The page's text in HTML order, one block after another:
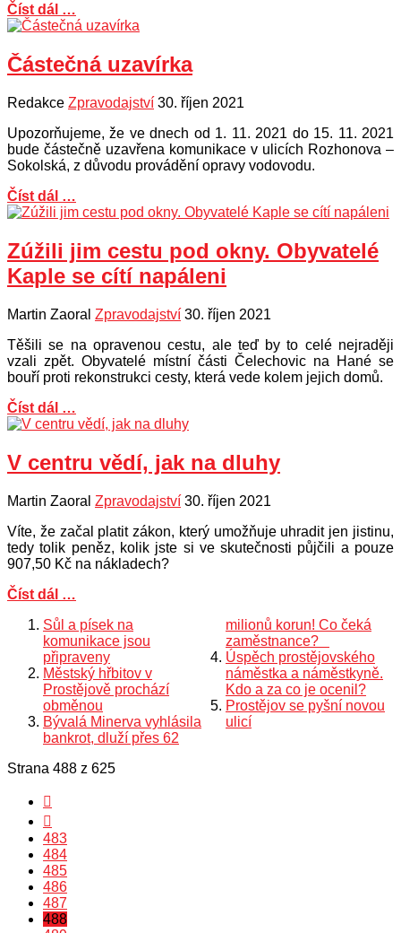
Číst dál …
Částečná uzavírka
Redakce Zpravodajství 30. říjen 2021
Upozorňujeme, že ve dnech od 1. 11. 2021 do 15. 11. 2021
bude částečně uzavřena komunikace v ulicích Rozhonova –
Sokolská, z důvodu provádění opravy vodovodu.
Číst dál …
Zúžili jim cestu pod okny. Obyvatelé
Kaple se cítí napáleni
Martin Zaoral Zpravodajství 30. říjen 2021
Těšili se na opravenou cestu, ale teď by to celé nejraději
vzali zpět. Obyvatelé místní části Čelechovic na Hané se
bouří proti rekonstrukci cesty, která vede kolem jejich domů.
Číst dál …
V centru vědí, jak na dluhy
Martin Zaoral Zpravodajství 30. říjen 2021
Víte, že začal platit zákon, který umožňuje uhradit jen jistinu,
tedy tolik peněz, kolik jste si ve skutečnosti půjčili a pouze
907,50 Kč na nákladech?
Číst dál …
Sůl a písek na
komunikace jsou
připraveny
Městský hřbitov v
Prostějově prochází
obměnou
Bývalá Minerva vyhlásila
bankrot, dluží přes 62
milionů korun! Co čeká
zaměstnance?
Úspěch prostějovského
náměstka a náměstkyně.
Kdo a za co je ocenil?
Prostějov se pyšní novou
ulicí
Strana 488 z 625
483
484
485
486
487
488